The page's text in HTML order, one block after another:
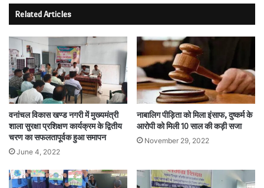
Related Articles
वनांचल विकास खण्ड नगरी में मुख्यमंत्री
शाला सुरक्षा प्रशिक्षण कार्यक्रम के द्वितीय
चरण का सफलतापूर्वक हुआ समापन
June 4, 2022
नाबालिग पीड़िता को मिला इंसाफ, दुष्कर्म के
आरोपी को मिली 10 साल की कड़ी सजा
November 29, 2022